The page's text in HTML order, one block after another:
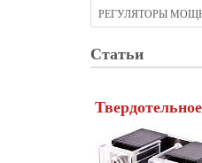
РЕГУЛЯТОРЫ
Статьи